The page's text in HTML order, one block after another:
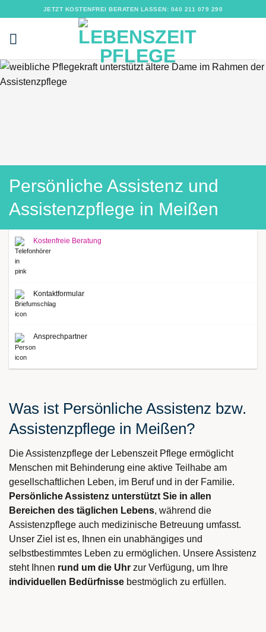
springen
JETZT KOSTENFREI BERATEN LASSEN: 040 211 079 290
Persönliche Assistenz und
Assistenzpflege in Meißen
Kostenfreie Beratung
Kontaktformular
Ansprechpartner
Was ist Persönliche Assistenz bzw.
Assistenzpflege in Meißen?
Die Assistenzpflege der Lebenszeit Pflege ermöglicht
Menschen mit Behinderung eine aktive Teilhabe am
gesellschaftlichen Leben, im Beruf und in der Familie.
Persönliche Assistenz unterstützt Sie in allen
Bereichen des täglichen Lebens, während die
Assistenzpflege auch medizinische Betreuung umfasst.
Unser Ziel ist es, Ihnen ein unabhängiges und
selbstbestimmtes Leben zu ermöglichen. Unsere Assistenz
steht Ihnen rund um die Uhr zur Verfügung, um Ihre
individuellen Bedürfnisse bestmöglich zu erfüllen.